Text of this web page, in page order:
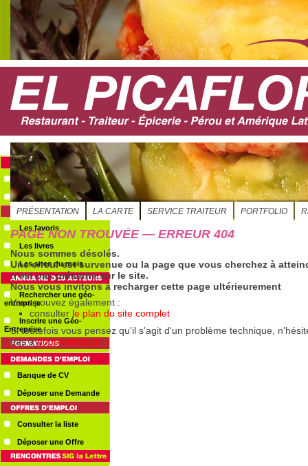
S'ABONNER
Evénements
Le GéoAgenda
Les favoris
Les livres
Les sites du mois
Rechercher une géo-
entreprise
Inscrire une Géo-
Entreprise
Banque de CV
Déposer une Demande
Consulter la liste
Déposer une Offre